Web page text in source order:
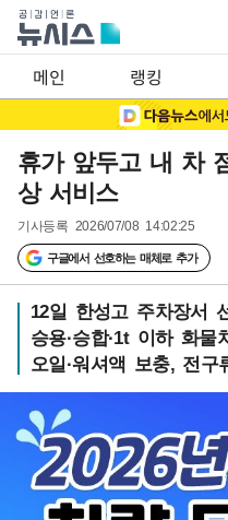
메인 랭킹
휴가 앞두고 내 차
상 서비스
기사등록 2026/07/08 14:02:25
구글에서 선호하는 매체로 추가
12일 한성고 주차장서
승용·승합·1t 이하 화물
오일·워셔액 보충, 전구